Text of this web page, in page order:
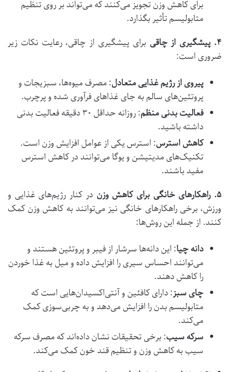
برای کاهش وزن تجویز می‌کنند که می‌تواند بر روی تنظیم
متابولیسم تأثیر بگذارد​​.
۴. پیشگیری از چاقی برای پیشگیری از چاقی، رعایت نکات زیر
ضروری است:
پیروی از رژیم غذایی متعادل: مصرف میوه‌ها، سبزیجات و
پروتئین‌های سالم به جای غذاهای فرآوری شده و پرچرب.
فعالیت بدنی منظم
: روزانه حداقل ۳۰ دقیقه فعالیت بدنی
داشته باشید.
کاهش استرس: استرس یکی از عوامل افزایش وزن است.
تکنیک‌های مدیتیشن و یوگا می‌توانند در کاهش استرس
مفید باشند.
۵.راهکارهای خانگی برای کاهش وزن در کنار رژیم‌های غذایی و
ورزش، برخی راهکارهای خانگی نیز می‌توانند به کاهش وزن کمک
کنند. از جمله این روش‌ها:
دانه چیا: این دانه‌ها سرشار از فیبر و پروتئین هستند و
می‌توانند احساس سیری را افزایش داده و میل به غذا خوردن
را کاهش دهند​.
چای سبز: دارای کافئین و آنتی‌اکسیدان‌هایی است که
متابولیسم بدن را افزایش می‌دهد و به چربی‌سوزی کمک
می‌کند.
سرکه سیب: برخی تحقیقات نشان داده‌اند که مصرف سرکه
سیب به کاهش وزن و تنظیم قند خون کمک می‌کند​​.